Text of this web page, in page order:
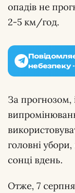
опадів не
2-5 км/год.
небезпеку
За прогнозом,
головні
сонці вдень.
Отже, 7